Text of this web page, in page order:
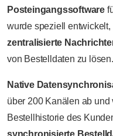
Posteingangssoftware
wurde speziell
zentralisierte
von Bestelldaten zu lösen.
Native
über 200 Kanälen ab
Bestellhistorie des